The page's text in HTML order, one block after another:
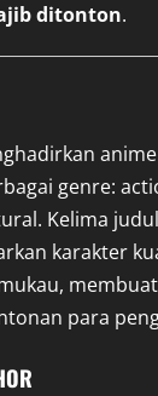
ditonton.
genre:
Kelima
karakter
para